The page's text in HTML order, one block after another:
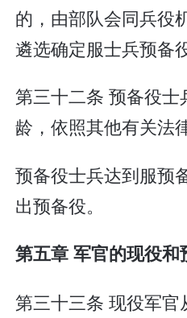
的，由部队会同兵役
遴选确定服士兵预备役
第三十二条 预备役
龄，依照其他有关法
预备役士兵达到服预
出预备役。
第五章 军官的现役和
第三十三条 现役军官